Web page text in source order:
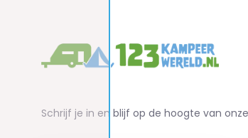
Schrijf je in en blijf op de hoogte van